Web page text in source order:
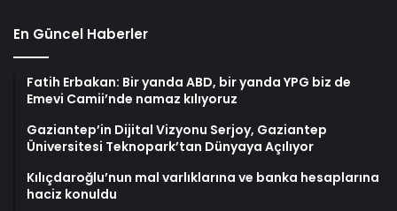
En Güncel Haberler
Fatih Erbakan: Bir yanda ABD, bir yanda YPG biz de
Emevi Camii’nde namaz kılıyoruz
Gaziantep’in Dijital Vizyonu Serjoy, Gaziantep
Üniversitesi Teknopark’tan Dünyaya Açılıyor
Kılıçdaroğlu’nun mal varlıklarına ve banka hesaplarına
haciz konuldu